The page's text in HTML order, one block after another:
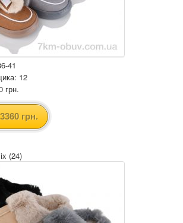
41
12
грн.
3360 грн.
(24)